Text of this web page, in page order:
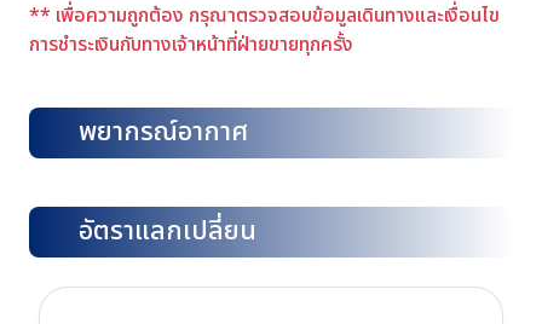
** เพื่อความถูกต้อง กรุณาตรวจสอบข้อมูลเดินทางและเงื่อนไข
การชำระเงินกับทางเจ้าหน้าที่ฝ่ายขายทุกครั้ง
พยากรณ์อากาศ
อัตราแลกเปลี่ยน